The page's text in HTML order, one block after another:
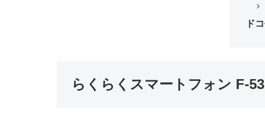
ド
らくらくスマートフォン F-